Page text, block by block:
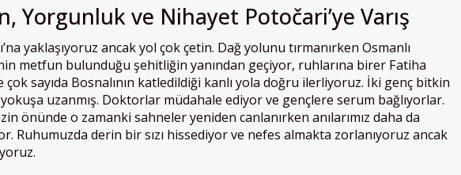
Yorgunluk ve Nihayet Potočari’ye Varış
yaklaşıyoruz ancak yol çok çetin. Dağ yolunu tırmanırken Osmanlı
metfun bulunduğu şehitliğin yanından geçiyor, ruhlarına birer Fatiha
çok sayıda Bosnalının katledildiği kanlı yola doğru ilerliyoruz. İki genç bitkin
uzanmış. Doktorlar müdahale ediyor ve gençlere serum bağlıyorlar.
önünde o zamanki sahneler yeniden canlanırken anılarımız daha da
Ruhumuzda derin bir sızı hissediyor ve nefes almakta zorlanıyoruz ancak